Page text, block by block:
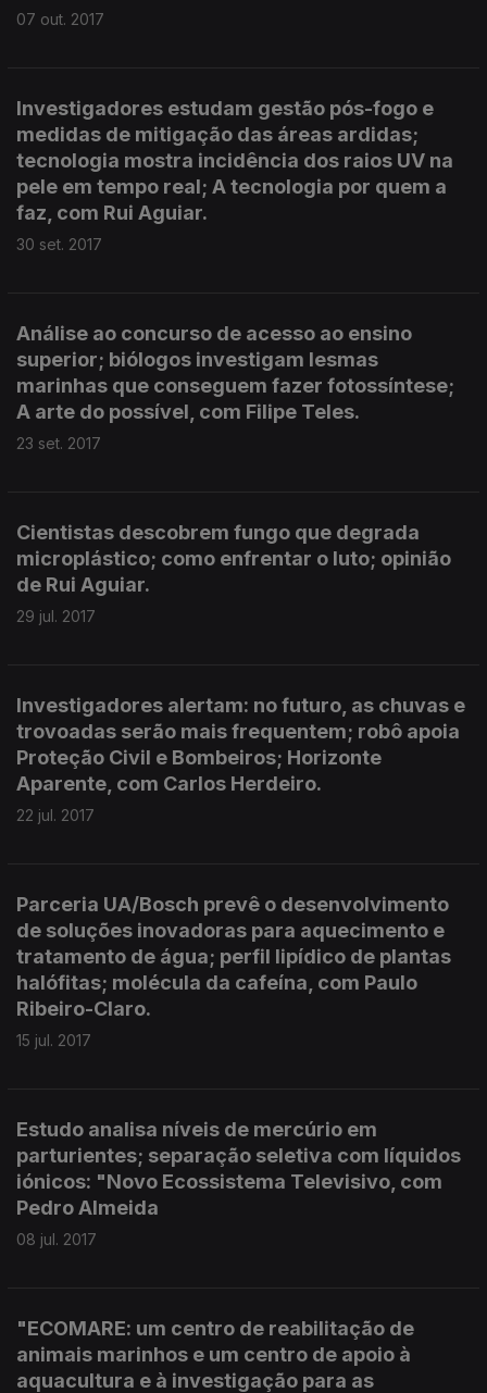
07 out. 2017
Investigadores estudam gestão pós-fogo e
medidas de mitigação das áreas ardidas;
tecnologia mostra incidência dos raios UV na
pele em tempo real; A tecnologia por quem a
faz, com Rui Aguiar.
30 set. 2017
Análise ao concurso de acesso ao ensino
superior; biólogos investigam lesmas
marinhas que conseguem fazer fotossíntese;
A arte do possível, com Filipe Teles.
23 set. 2017
Cientistas descobrem fungo que degrada
microplástico; como enfrentar o luto; opinião
de Rui Aguiar.
29 jul. 2017
Investigadores alertam: no futuro, as chuvas e
trovoadas serão mais frequentem; robô apoia
Proteção Civil e Bombeiros; Horizonte
Aparente, com Carlos Herdeiro.
22 jul. 2017
Parceria UA/Bosch prevê o desenvolvimento
de soluções inovadoras para aquecimento e
tratamento de água; perfil lipídico de plantas
halófitas; molécula da cafeína, com Paulo
Ribeiro-Claro.
15 jul. 2017
Estudo analisa níveis de mercúrio em
parturientes; separação seletiva com líquidos
iónicos: "Novo Ecossistema Televisivo, com
Pedro Almeida
08 jul. 2017
"ECOMARE: um centro de reabilitação de
animais marinhos e um centro de apoio à
aquacultura e à investigação para as